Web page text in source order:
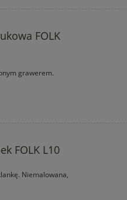
FOLK
grawerem.
FOLK L10
Niemalowana,